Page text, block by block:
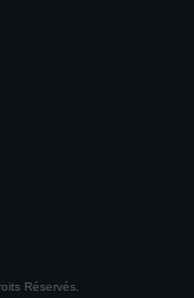
Réservés.